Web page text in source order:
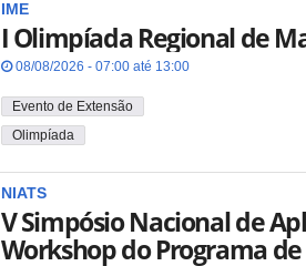
IME
I Olimpíada Regional de
08/08/2026 - 07:00 até 13:00
Evento de Extensão
Olimpíada
NIATS
V Simpósio Nacional de
Workshop do Programa